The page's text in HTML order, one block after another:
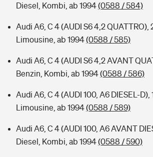
Diesel, Kombi, ab 1994(0588 / 584)
Audi A6, C 4 (AUDI S6 4,2 QUATTRO),
Limousine, ab 1994(0588 / 585)
Audi A6, C 4 (AUDI S6 4,2 AVANT
Benzin, Kombi, ab 1994(0588 / 586)
Audi A6, C 4 (AUDI 100, A6 DIESEL-D),
Limousine, ab 1994(0588 / 589)
Audi A6, C 4 (AUDI 100, A6 AVANT
Diesel, Kombi, ab 1994(0588 / 590)